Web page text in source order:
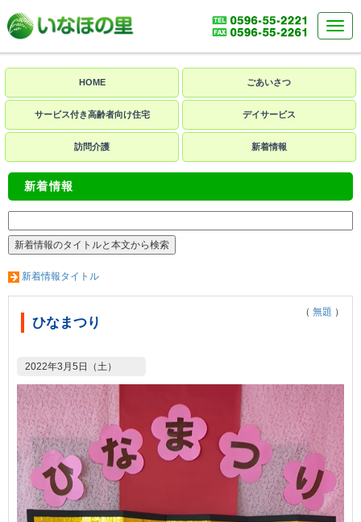
HOME ごあいさつ
サービス付き高齢者向け住宅 デイサービス
訪問介護 新着情報
新着情報
新着情報タイトル
ひなまつり
（ 無題 ）
2022年3月5日（土）